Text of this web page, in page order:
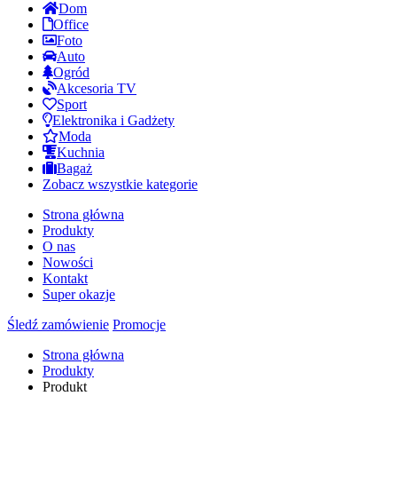
Dom
Office
Foto
Auto
Ogród
Akcesoria TV
Sport
Elektronika i Gadżety
Moda
Kuchnia
Bagaż
Zobacz wszystkie kategorie
Strona główna
Produkty
O nas
Nowości
Kontakt
Super okazje
Śledź zamówienie Promocje
Strona główna
Produkty
Produkt